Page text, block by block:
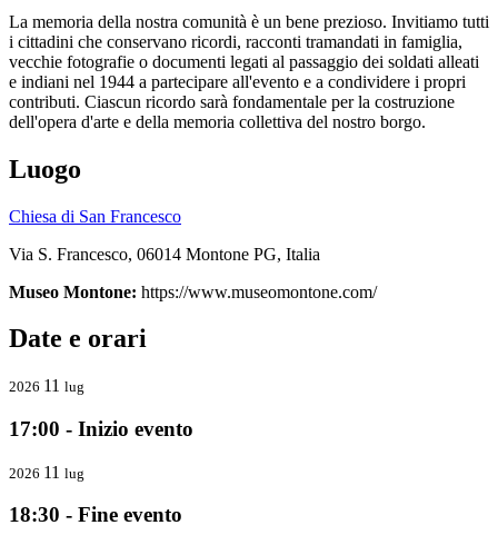
La memoria della nostra comunità è un bene prezioso. Invitiamo tutti
i cittadini che conservano ricordi, racconti tramandati in famiglia,
vecchie fotografie o documenti legati al passaggio dei soldati alleati
e indiani nel 1944 a partecipare all'evento e a condividere i propri
contributi. Ciascun ricordo sarà fondamentale per la costruzione
dell'opera d'arte e della memoria collettiva del nostro borgo.
Luogo
Chiesa di San Francesco
Via S. Francesco, 06014 Montone PG, Italia
Museo Montone: https://www.museomontone.com/
Date e orari
2026 11 lug
17:00 - Inizio evento
2026 11 lug
18:30 - Fine evento